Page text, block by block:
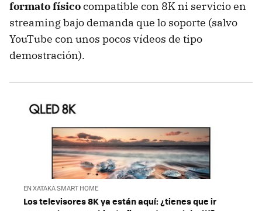
formato físicocompatible con 8K ni servicio en
streaming bajo demanda que lo soporte (salvo
YouTube con unos pocos vídeos de tipo
demostración).
EN XATAKA SMART HOME
Los televisores 8K ya están aquí: ¿tienes que ir